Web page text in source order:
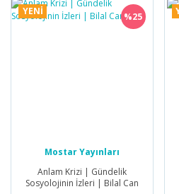
YENİ %25
Mostar Yayınları
Anlam Krizi | Gündelik
Sosyolojinin İzleri | Bilal Can